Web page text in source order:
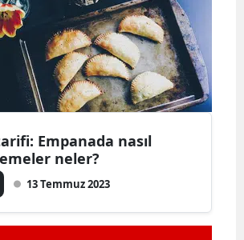
Empanada nasıl
neler?
13 Temmuz 2023